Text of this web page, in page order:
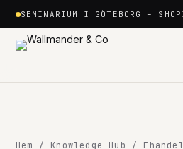
innehåll
SEMINARIUM I GÖTEBORG –
Hem / Knowledge Hub
/